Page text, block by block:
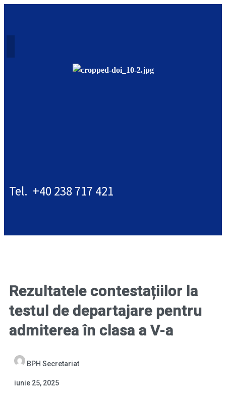
Tel. +40 238 717 421
Rezultatele contestațiilor la
testul de departajare pentru
admiterea în clasa a V-a
BPH Secretariat
iunie 25, 2025